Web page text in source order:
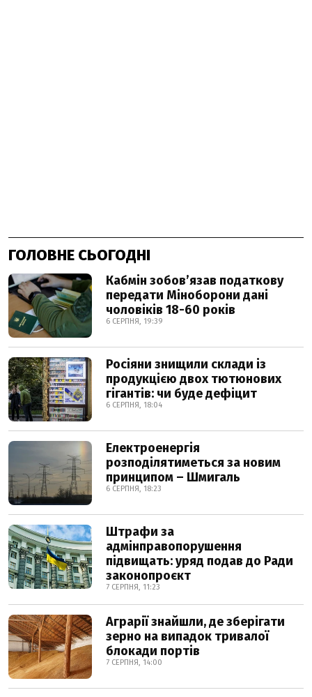
ГОЛОВНЕ СЬОГОДНІ
Кабмін зобовʼязав податкову
передати Міноборони дані
чоловіків 18-60 років
6 СЕРПНЯ, 19:39
Росіяни знищили склади із
продукцією двох тютюнових
гігантів: чи буде дефіцит
6 СЕРПНЯ, 18:04
Електроенергія
розподілятиметься за новим
принципом – Шмигаль
6 СЕРПНЯ, 18:23
Штрафи за
адмінправопорушення
підвищать: уряд подав до Ради
законопроєкт
7 СЕРПНЯ, 11:23
Аграрії знайшли, де зберігати
зерно на випадок тривалої
блокади портів
7 СЕРПНЯ, 14:00